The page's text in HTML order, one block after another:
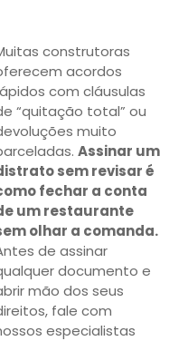
construtoras
acordos
com cláusulas
“quitação total” ou
muito
Assinar um
sem revisar é
fechar a conta
um restaurante
olhar a comanda.
de assinar
documento e
mão dos seus
fale com
especialistas